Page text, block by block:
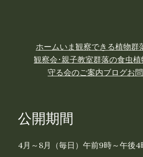
ホームいま観察できる植物群
観察会･親子教室群落の食虫植
守る会のご案内ブログお
公開期間
4月～8月（毎日）午前9時～午後4